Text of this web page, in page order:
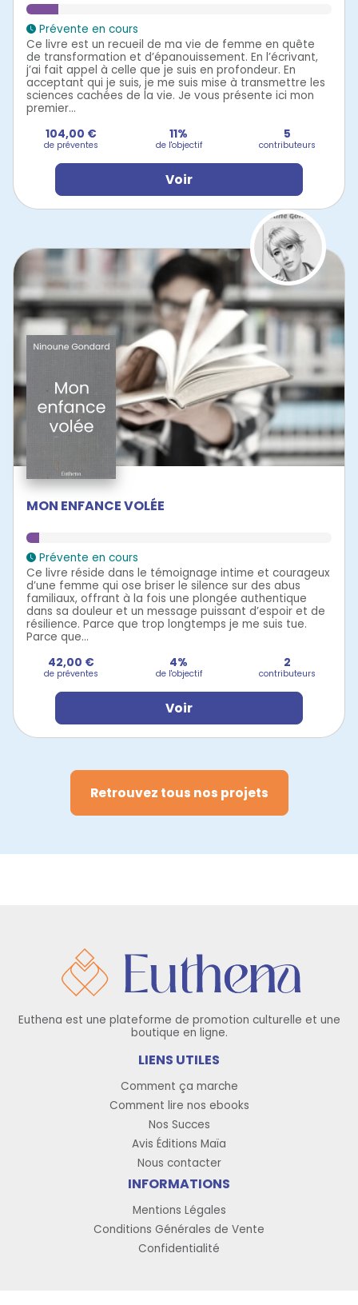
Prévente en cours
Ce livre est un recueil de ma vie de femme en quête
de transformation et d’épanouissement. En l’écrivant,
j’ai fait appel à celle que je suis en profondeur. En
acceptant qui je suis, je me suis mise à transmettre les
sciences cachées de la vie. Je vous présente ici mon
premier...
104,00 €
de préventes
11%
de l'objectif
5
contributeurs
Voir
MON ENFANCE VOLÉE
Prévente en cours
Ce livre réside dans le témoignage intime et courageux
d’une femme qui ose briser le silence sur des abus
familiaux, offrant à la fois une plongée authentique
dans sa douleur et un message puissant d’espoir et de
résilience. Parce que trop longtemps je me suis tue.
Parce que...
42,00 €
de préventes
4%
de l'objectif
2
contributeurs
Voir
Retrouvez tous nos projets
Euthena est une plateforme de promotion culturelle et une
boutique en ligne.
LIENS UTILES
Comment ça marche
Comment lire nos ebooks
Nos Succes
Avis Éditions Maïa
Nous contacter
INFORMATIONS
Mentions Légales
Conditions Générales de Vente
Confidentialité